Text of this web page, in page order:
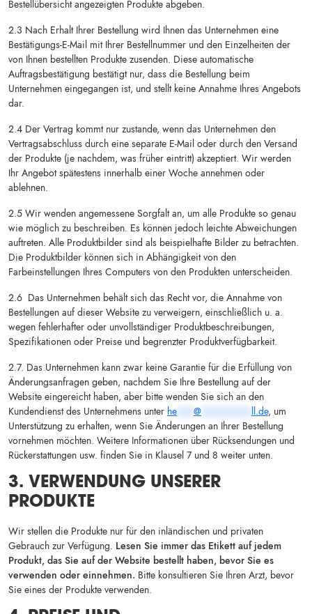
Bestellübersicht angezeigten Produkte abgeben.
2.3 Nach Erhalt Ihrer Bestellung wird Ihnen das Unternehmen eine
Bestätigungs-E-Mail mit Ihrer Bestellnummer und den Einzelheiten der
von Ihnen bestellten Produkte zusenden. Diese automatische
Auftragsbestätigung bestätigt nur, dass die Bestellung beim
Unternehmen eingegangen ist, und stellt keine Annahme Ihres Angebots
dar.
2.4 Der Vertrag kommt nur zustande, wenn das Unternehmen den
Vertragsabschluss durch eine separate E-Mail oder durch den Versand
der Produkte (je nachdem, was früher eintritt) akzeptiert. Wir werden
Ihr Angebot spätestens innerhalb einer Woche annehmen oder
ablehnen.
2.5 Wir wenden angemessene Sorgfalt an, um alle Produkte so genau
wie möglich zu beschreiben. Es können jedoch leichte Abweichungen
auftreten. Alle Produktbilder sind als beispielhafte Bilder zu betrachten.
Die Produktbilder können sich in Abhängigkeit von den
Farbeinstellungen Ihres Computers von den Produkten unterscheiden.
2.6 Das Unternehmen behält sich das Recht vor, die Annahme von
Bestellungen auf dieser Website zu verweigern, einschließlich u. a.
wegen fehlerhafter oder unvollständiger Produktbeschreibungen,
Spezifikationen oder Preise und begrenzter Produktverfügbarkeit.
2.7. Das Unternehmen kann zwar keine Garantie für die Erfüllung von
Änderungsanfragen geben, nachdem Sie Ihre Bestellung auf der
Website eingereicht haben, aber bitte wenden Sie sich an den
Kundendienst des Unternehmens unter he @ ll.de, um
Unterstützung zu erhalten, wenn Sie Änderungen an Ihrer Bestellung
vornehmen möchten. Weitere Informationen über Rücksendungen und
Rückerstattungen usw. finden Sie in Klausel 7 und 8 weiter unten.
3. VERWENDUNG UNSERER
PRODUKTE
Wir stellen die Produkte nur für den inländischen und privaten
Gebrauch zur Verfügung. Lesen Sie immer das Etikett auf jedem
Produkt, das Sie auf der Website bestellt haben, bevor Sie es
verwenden oder einnehmen. Bitte konsultieren Sie Ihren Arzt, bevor
Sie eines der Produkte verwenden.